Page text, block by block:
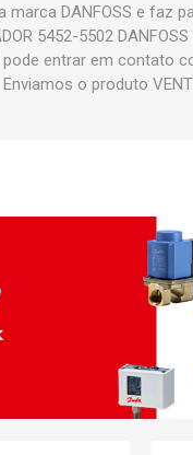
marca DANFOSS e faz
5452-5502
pode entrar em contato
Enviamos o produto